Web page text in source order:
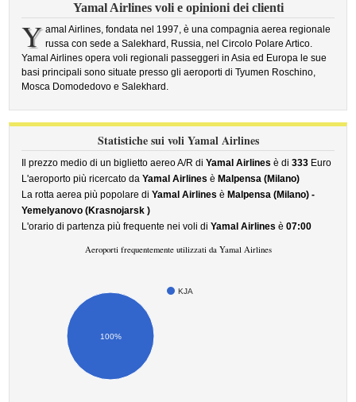
Yamal Airlines voli e opinioni dei clienti
Y amal Airlines, fondata nel 1997, è una compagnia aerea regionale
russa con sede a Salekhard, Russia, nel Circolo Polare Artico.
Yamal Airlines opera voli regionali passeggeri in Asia ed Europa le sue
basi principali sono situate presso gli aeroporti di Tyumen Roschino,
Mosca Domodedovo e Salekhard.
Statistiche sui voli Yamal Airlines
Il prezzo medio di un biglietto aereo A/R diYamal Airlines è di333 Euro
L'aeroporto più ricercato daYamal Airlines è Malpensa (Milano)
La rotta aerea più popolare diYamal Airlines è Malpensa (Milano) -
Yemelyanovo (Krasnojarsk )
L'orario di partenza più frequente nei voli diYamal Airlines è07:00
Aeroporti frequentemente utilizzati da Yamal Airlines
KJA
100%